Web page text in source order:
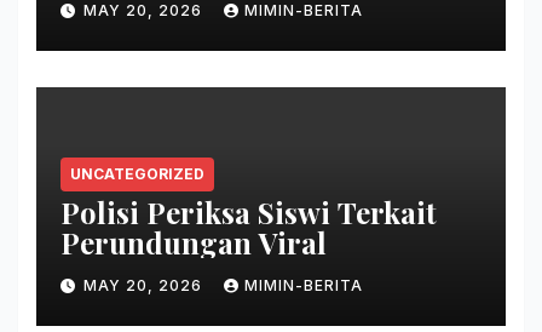
MAY 20, 2026 MIMIN-BERITA
UNCATEGORIZED
Polisi Periksa Siswi Terkait
Perundungan Viral
MAY 20, 2026 MIMIN-BERITA